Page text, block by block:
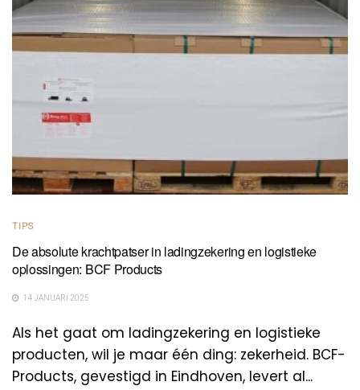
TIPS
De absolute krachtpatser in ladingzekering en logistieke
oplossingen: BCF Products
14 JANUARI 2025
Als het gaat om ladingzekering en logistieke
producten, wil je maar één ding: zekerheid. BCF-
Products, gevestigd in Eindhoven, levert al...